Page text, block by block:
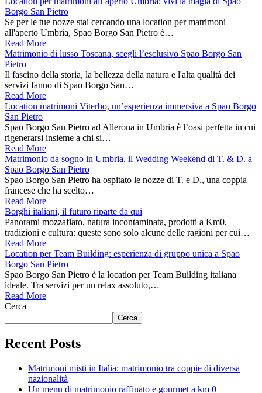
Borgo San Pietro
Se per le tue nozze stai cercando una location per matrimoni
all'aperto Umbria, Spao Borgo San Pietro è…
Read More
Matrimonio di lusso Toscana, scegli l’esclusivo Spao Borgo San
Pietro
Il fascino della storia, la bellezza della natura e l'alta qualità dei
servizi fanno di Spao Borgo San…
Read More
Location matrimoni Viterbo, un’esperienza immersiva a Spao Borgo
San Pietro
Spao Borgo San Pietro ad Allerona in Umbria è l’oasi perfetta in cui
rigenerarsi insieme a chi si…
Read More
Matrimonio da sogno in Umbria, il Wedding Weekend di T. & D. a
Spao Borgo San Pietro
Spao Borgo San Pietro ha ospitato le nozze di T. e D., una coppia
francese che ha scelto…
Read More
Borghi italiani, il futuro riparte da qui
Panorami mozzafiato, natura incontaminata, prodotti a Km0,
tradizioni e cultura: queste sono solo alcune delle ragioni per cui…
Read More
Location per Team Building: esperienza di gruppo unica a Spao
Borgo San Pietro
Spao Borgo San Pietro è la location per Team Building italiana
ideale. Tra servizi per un relax assoluto,…
Read More
Cerca
Cerca
Recent Posts
Matrimoni misti in Italia: matrimonio tra coppie di diversa
nazionalità
Un menu di matrimonio raffinato e gourmet a km 0